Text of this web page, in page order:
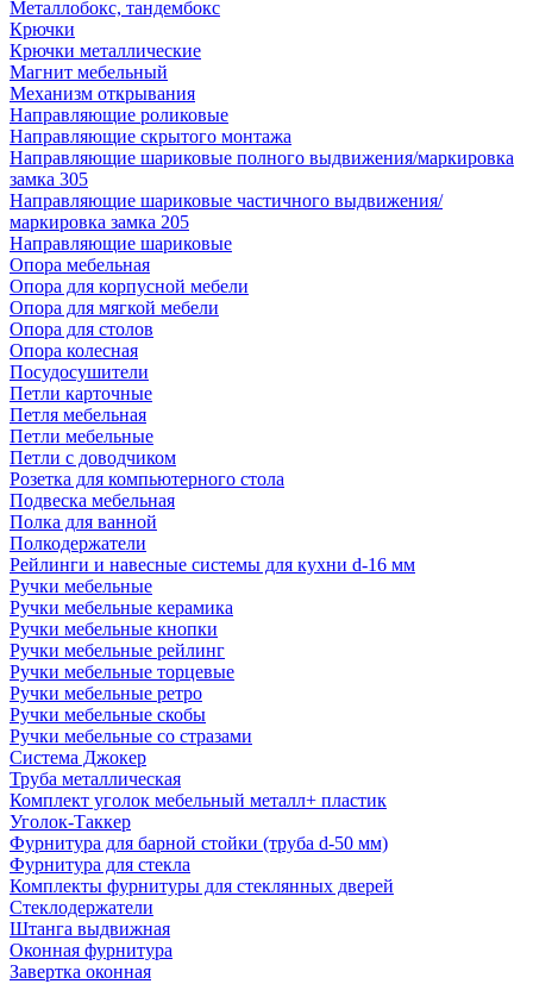
Металлобокс, тандембокс
Крючки
Крючки металлические
Магнит мебельный
Механизм открывания
Направляющие роликовые
Направляющие скрытого монтажа
Направляющие шариковые полного выдвижения/маркировка
замка 305
Направляющие шариковые частичного выдвижения/
маркировка замка 205
Направляющие шариковые
Опора мебельная
Опора для корпусной мебели
Опора для мягкой мебели
Опора для столов
Опора колесная
Посудосушители
Петли карточные
Петля мебельная
Петли мебельные
Петли с доводчиком
Розетка для компьютерного стола
Подвеска мебельная
Полка для ванной
Полкодержатели
Рейлинги и навесные системы для кухни d-16 мм
Ручки мебельные
Ручки мебельные керамика
Ручки мебельные кнопки
Ручки мебельные рейлинг
Ручки мебельные торцевые
Ручки мебельные ретро
Ручки мебельные скобы
Ручки мебельные со стразами
Система Джокер
Труба металлическая
Комплект уголок мебельный металл+ пластик
Уголок-Таккер
Фурнитура для барной стойки (труба d-50 мм)
Фурнитура для стекла
Комплекты фурнитуры для стеклянных дверей
Стеклодержатели
Штанга выдвижная
Оконная фурнитура
Завертка оконная